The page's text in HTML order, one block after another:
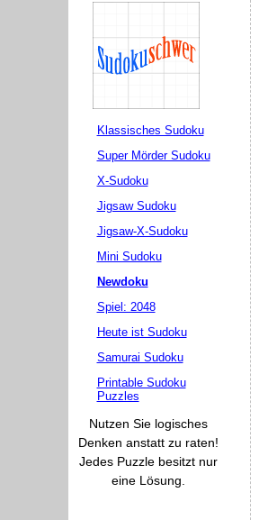
Klassisches Sudoku
Super Mörder Sudoku
X-Sudoku
Jigsaw Sudoku
Jigsaw-X-Sudoku
Mini Sudoku
Newdoku
Spiel: 2048
Heute ist Sudoku
Samurai Sudoku
Printable Sudoku
Puzzles
Nutzen Sie logisches
Denken anstatt zu raten!
Jedes Puzzle besitzt nur
eine Lösung.